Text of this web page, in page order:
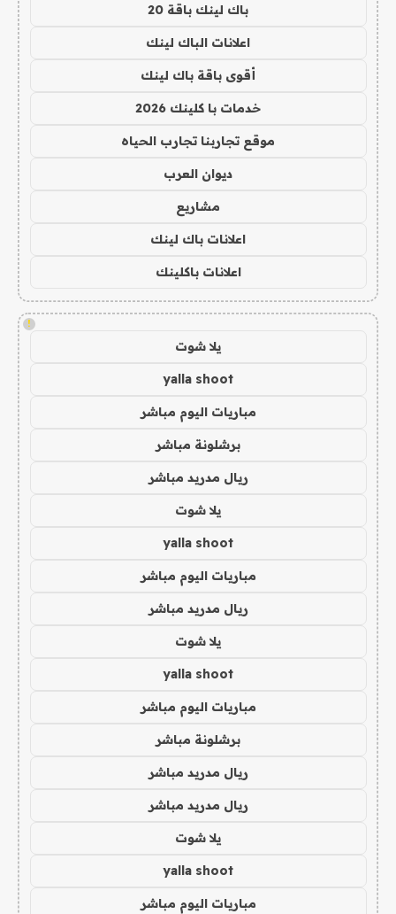
باك لينك باقة 20
اعلانات الباك لينك
أقوى باقة باك لينك
خدمات با كلينك 2026
موقع تجاربنا تجارب الحياه
ديوان العرب
مشاريع
اعلانات باك لينك
اعلانات باكلينك
!
يلا شوت
yalla shoot
مباريات اليوم مباشر
برشلونة مباشر
ريال مدريد مباشر
يلا شوت
yalla shoot
مباريات اليوم مباشر
ريال مدريد مباشر
يلا شوت
yalla shoot
مباريات اليوم مباشر
برشلونة مباشر
ريال مدريد مباشر
ريال مدريد مباشر
يلا شوت
yalla shoot
مباريات اليوم مباشر